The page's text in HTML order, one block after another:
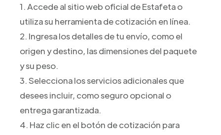
1. Accede al sitio web oficial de Estafeta o
utiliza su herramienta de cotización en línea.
2. Ingresa los detalles de tu envío, como el
origen y destino, las dimensiones del paquete
y su peso.
3. Selecciona los servicios adicionales que
desees incluir, como seguro opcional o
entrega garantizada.
4. Haz clic en el botón de cotización para